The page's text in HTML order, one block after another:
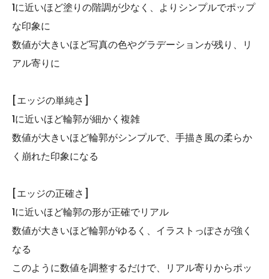
1に近いほど塗りの階調が少なく、よりシンプルでポップ
な印象に
数値が大きいほど写真の色やグラデーションが残り、リ
アル寄りに
[エッジの単純さ]
1に近いほど輪郭が細かく複雑
数値が大きいほど輪郭がシンプルで、手描き風の柔らか
く崩れた印象になる
[エッジの正確さ]
1に近いほど輪郭の形が正確でリアル
数値が大きいほど輪郭がゆるく、イラストっぽさが強く
なる
このように数値を調整するだけで、リアル寄りからポッ